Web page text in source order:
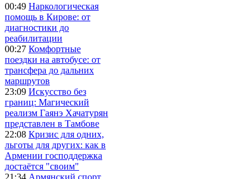
00:49 Наркологическая
помощь в Кирове: от
диагностики до
реабилитации
00:27 Комфортные
поездки на автобусе: от
трансфера до дальних
маршрутов
23:09 Искусство без
границ: Магический
реализм Гаянэ Хачатурян
представлен в Тамбове
22:08 Кризис для одних,
льготы для других: как в
Армении господдержка
достаётся "своим"
21:34 Армянский спорт